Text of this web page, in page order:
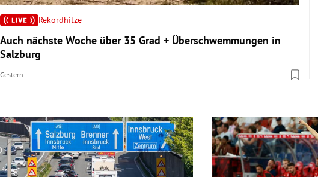
Untermenü
Untermenü
Untermenü
Untermenü
Rekordhitze
Auch nächste Woche über 35 Grad + Überschwemmungen in
Salzburg
Gestern